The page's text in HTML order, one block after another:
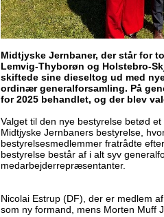
Midtjyske Jernbaner, der står for
Lemvig-Thyborøn og Holstebro-
skiftede sine dieseltog ud med
ordinær generalforsamling. På
for 2025 behandlet, og der blev
Valget til den nye bestyrelse betød
Midtjyske Jernbaners bestyrelse,
bestyrelsesmedlemmer fratrådte
bestyrelse består af i alt syv
medarbejderrepræsentanter.
Nicolai Estrup (DF), der er medlem
som ny formand, mens Morten Muff